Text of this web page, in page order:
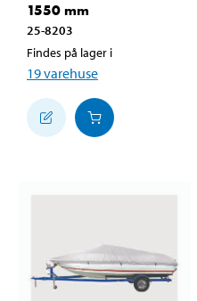
1550 mm
25-8203
Findes på lager i
19varehuse